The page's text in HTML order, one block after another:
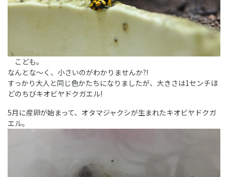
こども。
なんとな～く、小さいのがわかりませんか?!
すっかり大人と同じ色かたちになりましたが、大きさは1センチほ
どのちびキオビヤドクガエル!
5月に産卵が始まって、オタマジャクシが生まれたキオビヤドクガ
エル。